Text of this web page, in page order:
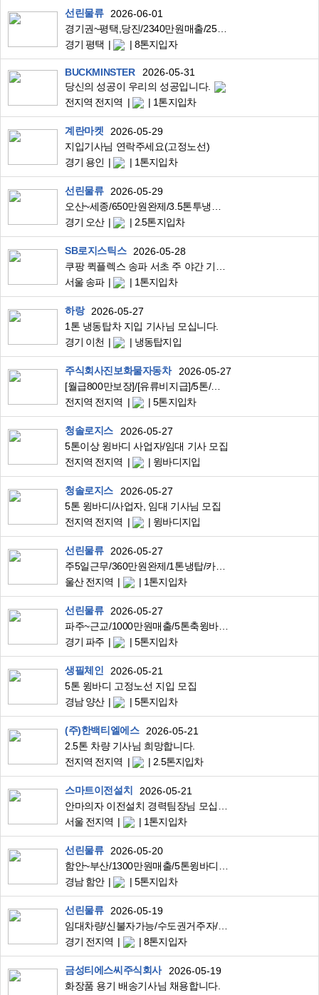
선린물류
2026-06-01
경기권~평택,당진/2340만원매출/25톤2*3암롤/폐목재처리장고정운송
경기 평택
8톤지입자
BUCKMINSTER
2026-05-31
당신의 성공이 우리의 성공입니다.
전지역 전지역
1톤지입차
계란마켓
2026-05-29
지입기사님 연락주세요(고정노선)
경기 용인
1톤지입차
선린물류
2026-05-29
경기 오산
2.5톤지입차
SB로지스틱스
2026-05-28
서울 송파
1톤지입차
하랑
2026-05-27
1톤 냉동탑차 지입 기사님 모십니다.
경기 이천
냉동탑지입
주식회사진보화물자동차
2026-05-27
[월급800만보장]/[유류비지급]/5톤/고정노선보장/화물기사모집
전지역 전지역
5톤지입차
청솔로지스
2026-05-27
5톤이상 윙바디 사업자/임대 기사 모집
전지역 전지역
윙바디지입
청솔로지스
2026-05-27
5톤 윙바디/사업자, 임대 기사님 모집
전지역 전지역
윙바디지입
선린물류
2026-05-27
울산 전지역
1톤지입차
선린물류
2026-05-27
경기 파주
5톤지입차
생필체인
2026-05-21
5톤 윙바디 고정노선 지입 모집
경남 양산
5톤지입차
(주)한백티엘에스
2026-05-21
2.5톤 차량 기사님 희망합니다.
전지역 전지역
2.5톤지입차
스마트이전설치
2026-05-21
서울 전지역
1톤지입차
선린물류
2026-05-20
경남 함안
5톤지입차
선린물류
2026-05-19
임대차량/신불자가능/수도권거주자/1500만원매출/8.5톤윙바디/대기업공산품운송
경기 전지역
8톤지입자
금성티에스씨주식회사
2026-05-19
화장품 용기 배송기사님 채용합니다.